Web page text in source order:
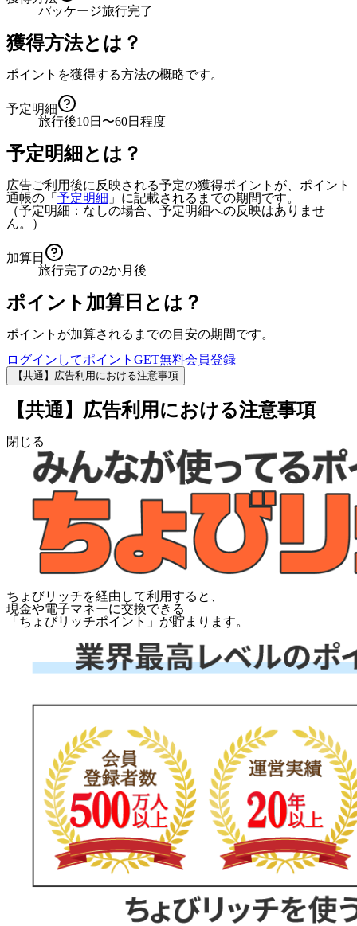
パッケージ旅行完了
獲得方法とは？
ポイントを獲得する方法の概略です。
予定明細
旅行後10日〜60日程度
予定明細とは？
広告ご利用後に反映される予定の獲得ポイントが、ポイント
通帳の「 予定明細 」に記載されるまでの期間です。
（予定明細：なしの場合、予定明細への反映はありませ
ん。）
加算日
旅行完了の2か月後
ポイント加算日とは？
ポイントが加算されるまでの目安の期間です。
ログインしてポイントGET無料会員登録
【共通】広告利用における注意事項
【共通】広告利用における注意事項
閉じる
ちょびリッチを経由して利用すると、
現金や電子マネーに交換できる
「 ちょびリッチポイント 」が貯まります。